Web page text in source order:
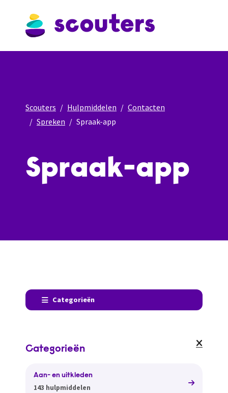
Scouters Hulpmiddelen
Contacten
Spreken
Spraak-app
Spraak-app
Categorieën
Categorieën
Aan- en uitkleden
143 hulpmiddelen